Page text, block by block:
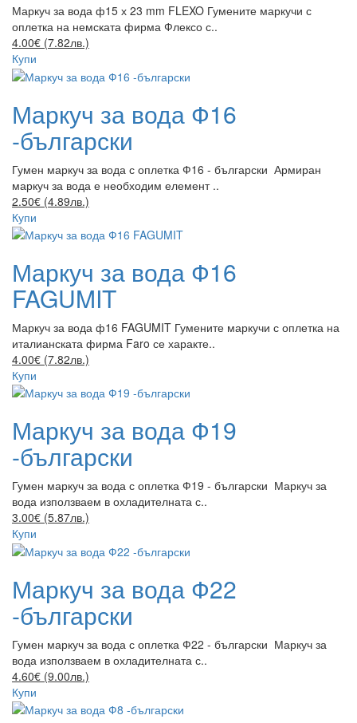
Маркуч за вода ф15 х 23 mm FLEXO Гумените маркучи с
оплетка на немската фирма Флексо с..
4.00€ (7.82лв.)
Купи
Маркуч за вода Ф16
-български
Гумен маркуч за вода с оплетка Ф16 - български Армиран
маркуч за вода е необходим елемент ..
2.50€ (4.89лв.)
Купи
Маркуч за вода Ф16
FAGUMIT
Маркуч за вода ф16 FAGUMIT Гумените маркучи с оплетка на
италианската фирма Faro се характе..
4.00€ (7.82лв.)
Купи
Маркуч за вода Ф19
-български
Гумен маркуч за вода с оплетка Ф19 - български Маркуч за
вода използваем в охладителната с..
3.00€ (5.87лв.)
Купи
Маркуч за вода Ф22
-български
Гумен маркуч за вода с оплетка Ф22 - български Маркуч за
вода използваем в охладителната с..
4.60€ (9.00лв.)
Купи